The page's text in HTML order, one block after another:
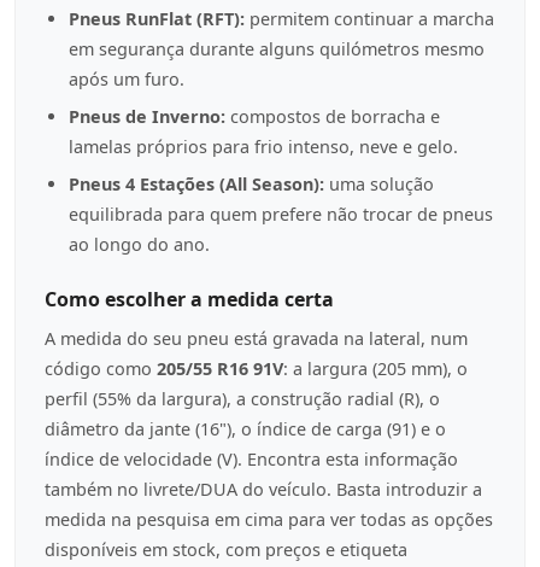
Pneus RunFlat (RFT): permitem continuar a marcha
em segurança durante alguns quilómetros mesmo
após um furo.
Pneus de Inverno: compostos de borracha e
lamelas próprios para frio intenso, neve e gelo.
Pneus 4 Estações (All Season): uma solução
equilibrada para quem prefere não trocar de pneus
ao longo do ano.
Como escolher a medida certa
A medida do seu pneu está gravada na lateral, num
código como 205/55 R16 91V: a largura (205 mm), o
perfil (55% da largura), a construção radial (R), o
diâmetro da jante (16"), o índice de carga (91) e o
índice de velocidade (V). Encontra esta informação
também no livrete/DUA do veículo. Basta introduzir a
medida na pesquisa em cima para ver todas as opções
disponíveis em stock, com preços e etiqueta